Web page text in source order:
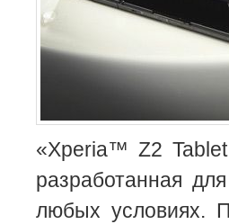
«Xperia™ Z2
разработанная
любых условиях.